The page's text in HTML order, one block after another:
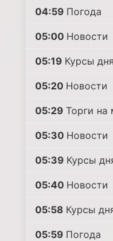
04:59 Погода
05:00 Новости
05:19 Курсы дня
05:20 Новости
05:29 Торги на
05:30 Новости
05:39 Курсы
05:40 Новости
05:58 Курсы
05:59 Погода